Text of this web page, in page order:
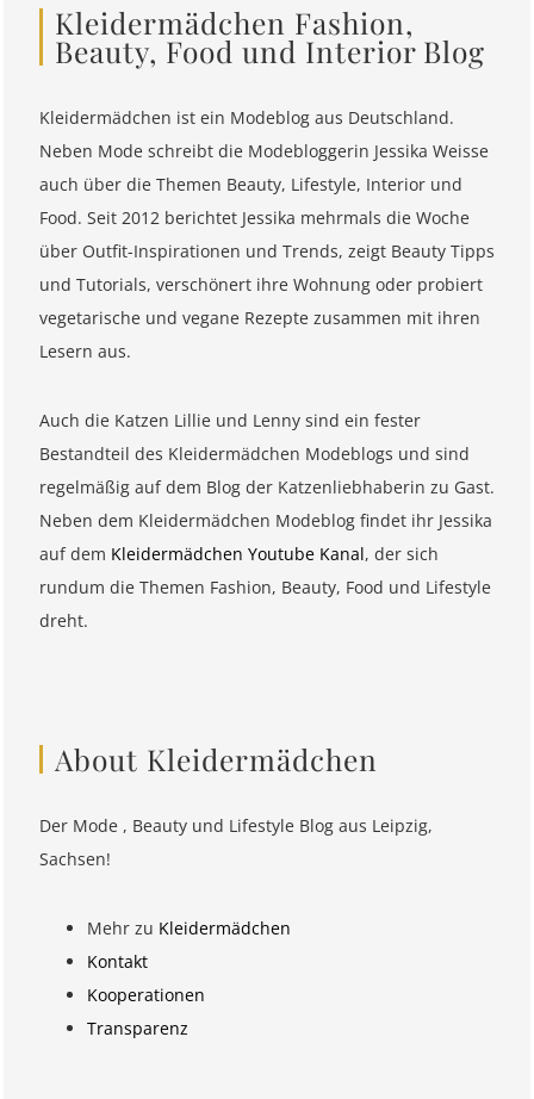
Kleidermädchen Fashion,
Beauty, Food und Interior Blog
Kleidermädchen ist ein Modeblog aus Deutschland.
Neben Mode schreibt die Modebloggerin Jessika Weisse
auch über die Themen Beauty, Lifestyle, Interior und
Food. Seit 2012 berichtet Jessika mehrmals die Woche
über Outfit-Inspirationen und Trends, zeigt Beauty Tipps
und Tutorials, verschönert ihre Wohnung oder probiert
vegetarische und vegane Rezepte zusammen mit ihren
Lesern aus.
Auch die Katzen Lillie und Lenny sind ein fester
Bestandteil des Kleidermädchen Modeblogs und sind
regelmäßig auf dem Blog der Katzenliebhaberin zu Gast.
Neben dem Kleidermädchen Modeblog findet ihr Jessika
auf dem Kleidermädchen Youtube Kanal, der sich
rundum die Themen Fashion, Beauty, Food und Lifestyle
dreht.
About Kleidermädchen
Der Mode , Beauty und Lifestyle Blog aus Leipzig,
Sachsen!
Mehr zu Kleidermädchen
Kontakt
Kooperationen
Transparenz